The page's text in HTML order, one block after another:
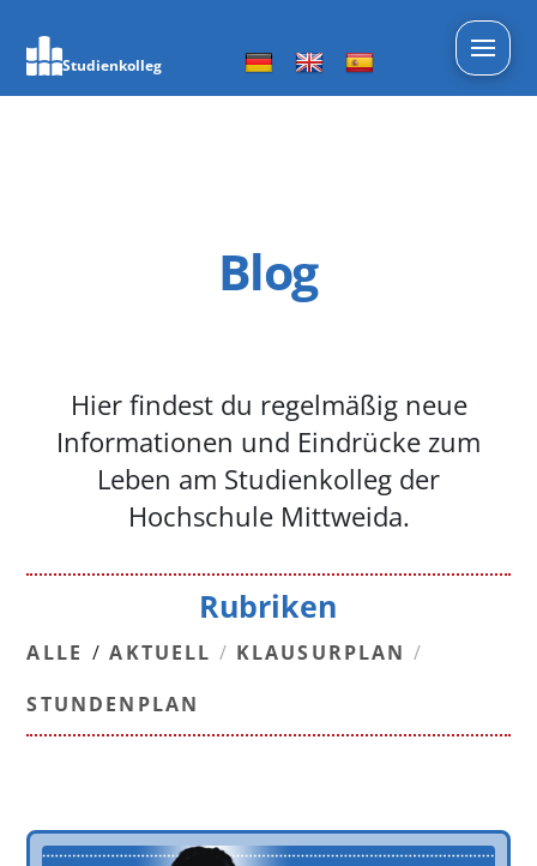
Studienkolleg
Blog
Hier findest du regelmäßig neue
Informationen und Eindrücke zum
Leben am Studienkolleg der
Hochschule Mittweida.
Rubriken
ALLE / AKTUELL / KLAUSURPLAN /
STUNDENPLAN